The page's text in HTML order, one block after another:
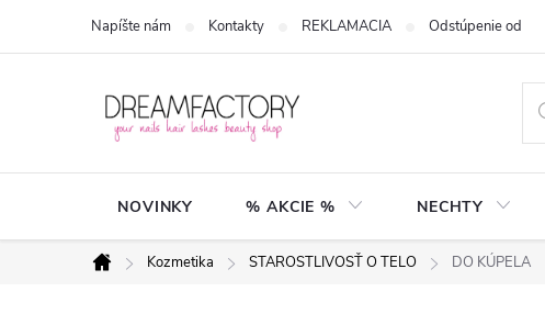
Napíšte nám Kontakty REKLAMACIA Odstúpenie od
NOVINKY % AKCIE % NECHTY
Domov
Kozmetika STAROSTLIVOSŤ O TELO DO KÚPELA